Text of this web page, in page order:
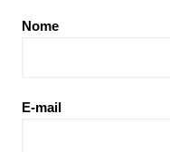
Nome
E-mail